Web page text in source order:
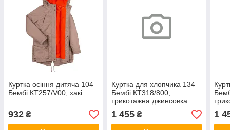
Куртка осіння дитяча 104
Бембі КТ257/V00, хакі
932 ₴
Куртка для хлопчика 134
Бембі КТ318/800,
трикотажна джинсовка
1 455₴ 1